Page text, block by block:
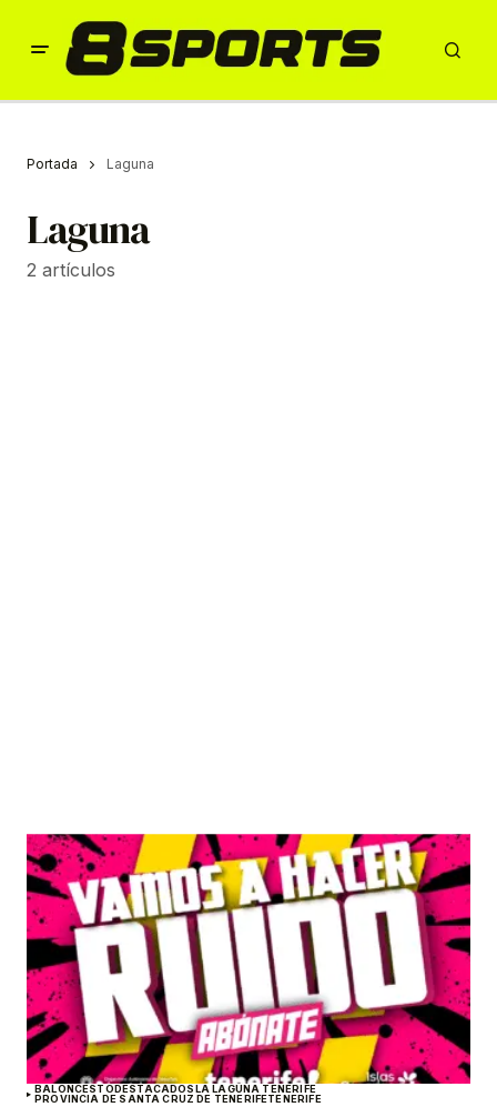
Portada Laguna
Laguna
2 artículos
BALONCESTODESTACADOSLA LAGUNA TENERIFE
PROVINCIA DE SANTA CRUZ DE TENERIFETENERIFE